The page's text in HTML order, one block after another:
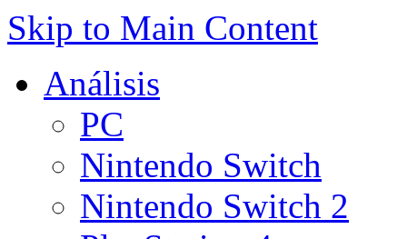
Skip to Main Content
Análisis
PC
Nintendo Switch
Nintendo Switch 2